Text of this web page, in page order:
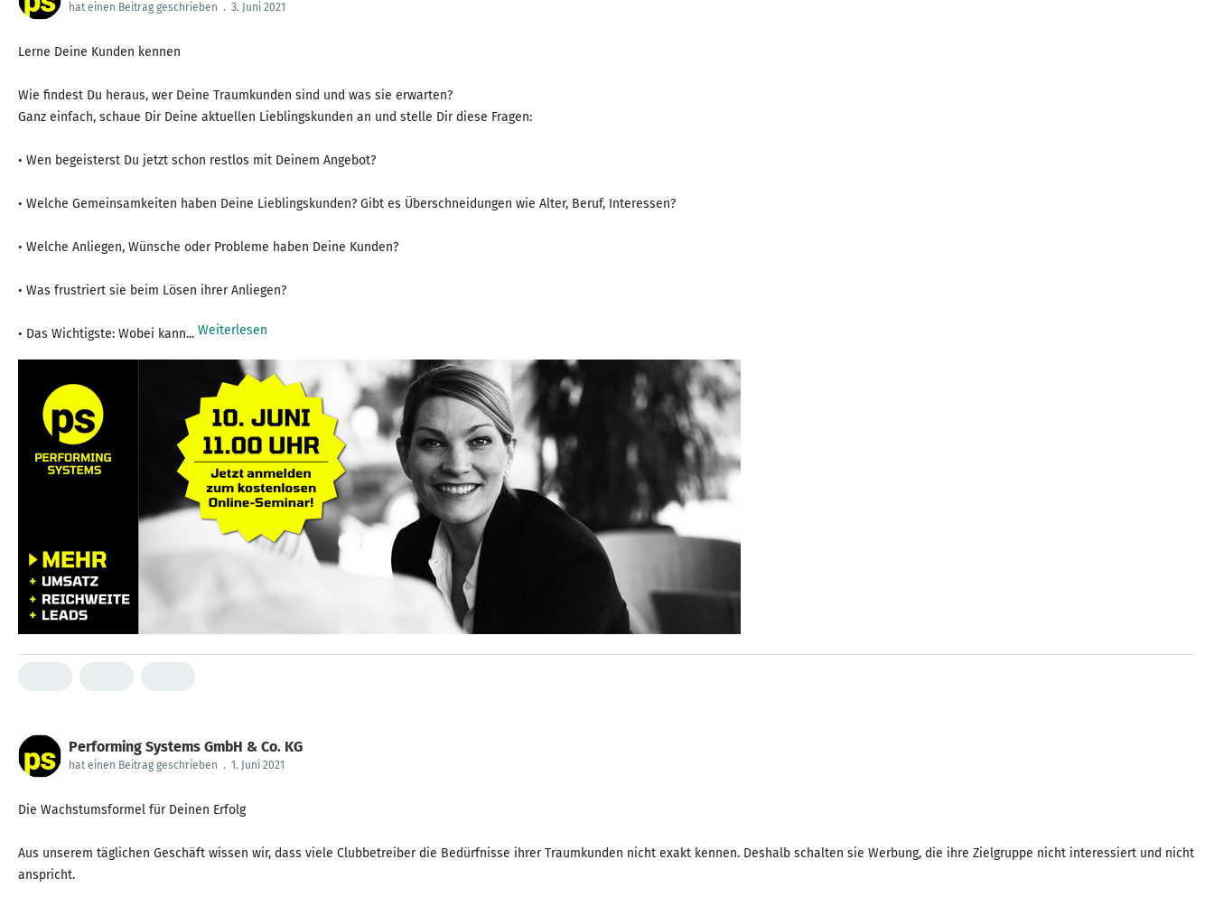
hat einen Beitrag geschrieben . 3. Juni 2021
Lerne Deine Kunden kennen
Wie findest Du heraus, wer Deine Traumkunden sind und was sie erwarten?
Ganz einfach, schaue Dir Deine aktuellen Lieblingskunden an und stelle Dir diese Fragen:
• Wen begeisterst Du jetzt schon restlos mit Deinem Angebot?
• Welche Gemeinsamkeiten haben Deine Lieblingskunden? Gibt es Überschneidungen wie Alter, Beruf, Interessen?
• Welche Anliegen, Wünsche oder Probleme haben Deine Kunden?
• Was frustriert sie beim Lösen ihrer Anliegen?
• Das Wichtigste: Wobei kann... Weiterlesen
Performing Systems GmbH & Co. KG
hat einen Beitrag geschrieben . 1. Juni 2021
Die Wachstumsformel für Deinen Erfolg
Aus unserem täglichen Geschäft wissen wir, dass viele Clubbetreiber die Bedürfnisse ihrer Traumkunden nicht exakt kennen. Deshalb schalten sie Werbung, die ihre Zielgruppe nicht interessiert und nicht
anspricht.